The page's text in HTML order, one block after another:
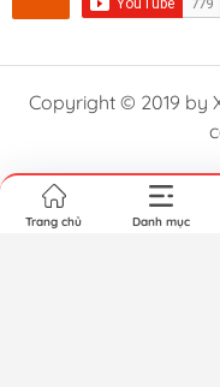
Copyright © 2019 by
Trang chủ Danh mục